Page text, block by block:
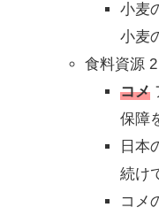
小麦
小麦
食料資源 2
コメ
保障
日本
続け
コメ